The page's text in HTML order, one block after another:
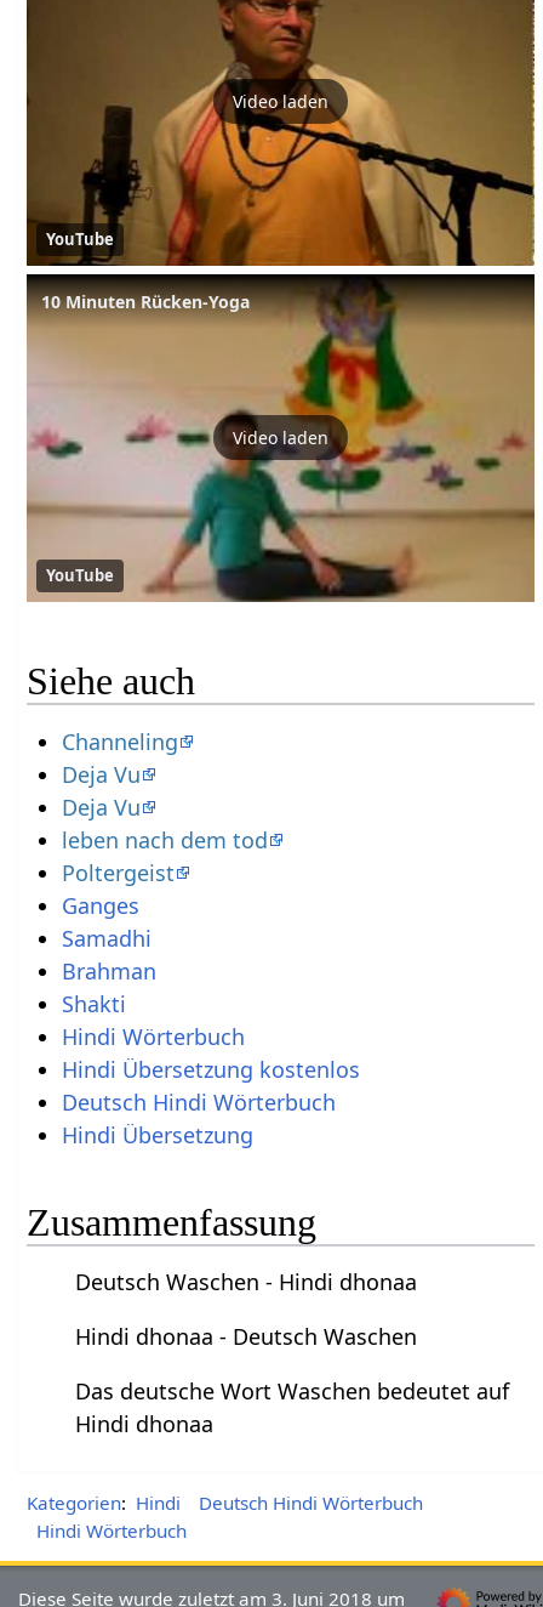
Video laden
YouTube
10 Minuten Rücken-Yoga
Video laden
YouTube
Siehe auch
Channeling
Deja Vu
Deja Vu
leben nach dem tod
Poltergeist
Ganges
Samadhi
Brahman
Shakti
Hindi Wörterbuch
Hindi Übersetzung kostenlos
Deutsch Hindi Wörterbuch
Hindi Übersetzung
Zusammenfassung
Deutsch Waschen - Hindi dhonaa
Hindi dhonaa - Deutsch Waschen
Das deutsche Wort Waschen bedeutet auf
Hindi dhonaa
Kategorien: Hindi
Deutsch Hindi Wörterbuch
Hindi Wörterbuch
Diese Seite wurde zuletzt am 3. Juni 2018 um